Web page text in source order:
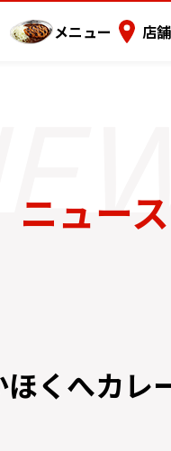
メニュー 店
ニュース
くへカレ